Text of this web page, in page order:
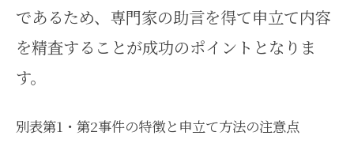
であるため、専門家の助言を得て申立て内容
を精査することが成功のポイントとなりま
す。
別表第1・第2事件の特徴と申立て方法の注意点